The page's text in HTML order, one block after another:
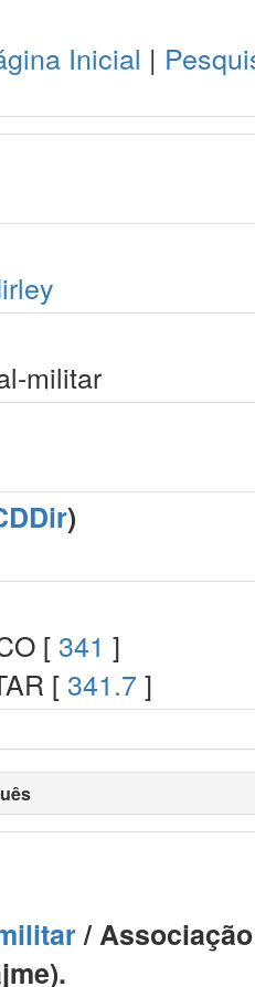
Inicial |
militar
)
[ 341 ]
[ 341.7 ]
/